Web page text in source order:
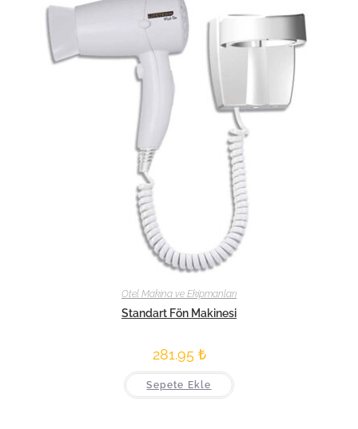
Otel Makina ve Ekipmanları
Standart Fön Makinesi
281.95 ₺
Sepete Ekle